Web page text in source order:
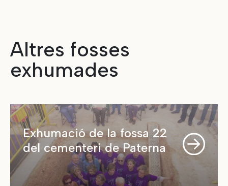
Altres fosses
exhumades
Exhumació de la fossa 22
del cementeri de Paterna